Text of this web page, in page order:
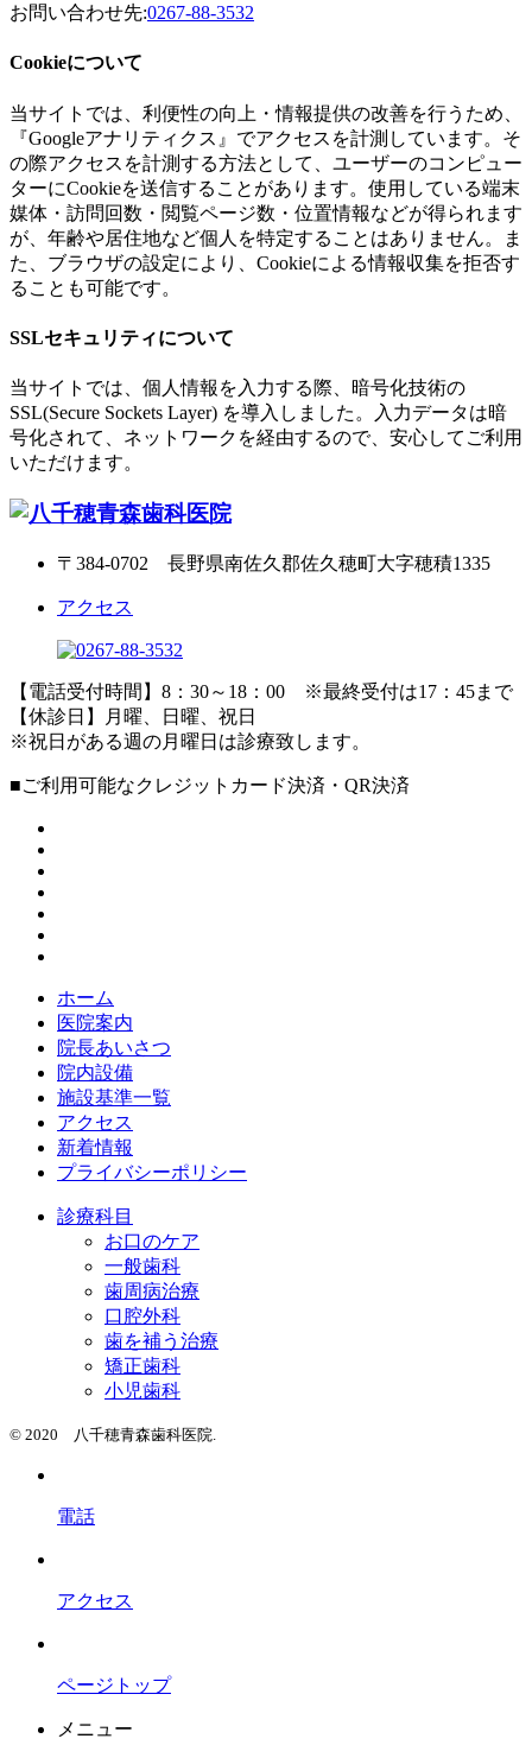
お問い合わせ先:0267-88-3532
Cookieについて
当サイトでは、利便性の向上・情報提供の改善を行うため、
『Googleアナリティクス』でアクセスを計測しています。そ
の際アクセスを計測する方法として、ユーザーのコンピュー
ターにCookieを送信することがあります。使用している端末
媒体・訪問回数・閲覧ページ数・位置情報などが得られます
が、年齢や居住地など個人を特定することはありません。ま
た、ブラウザの設定により、Cookieによる情報収集を拒否す
ることも可能です。
SSLセキュリティについて
当サイトでは、個人情報を入力する際、暗号化技術の
SSL(Secure Sockets Layer) を導入しました。入力データは暗
号化されて、ネットワークを経由するので、安心してご利用
いただけます。
〒384-0702 長野県南佐久郡佐久穂町大字穂積1335
アクセス
【電話受付時間】8：30～18：00 ※最終受付は17：45まで
【休診日】月曜、日曜、祝日
※祝日がある週の月曜日は診療致します。
■ご利用可能なクレジットカード決済・QR決済
ホーム
医院案内
院長あいさつ
院内設備
施設基準一覧
アクセス
新着情報
プライバシーポリシー
診療科目
お口のケア
一般歯科
歯周病治療
口腔外科
歯を補う治療
矯正歯科
小児歯科
© 2020 八千穂青森歯科医院.
電話
アクセス
ページトップ
メニュー